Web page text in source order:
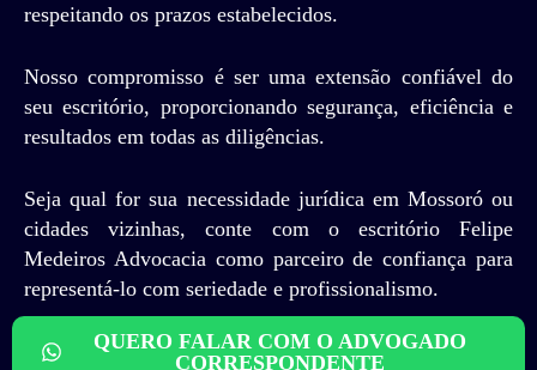
respeitando os prazos estabelecidos.
Nosso compromisso é ser uma extensão confiável do
seu escritório, proporcionando segurança, eficiência e
resultados em todas as diligências.
Seja qual for sua necessidade jurídica em Mossoró ou
cidades vizinhas, conte com o escritório Felipe
Medeiros Advocacia como parceiro de confiança para
representá-lo com seriedade e profissionalismo.
QUERO FALAR COM O ADVOGADO
CORRESPONDENTE